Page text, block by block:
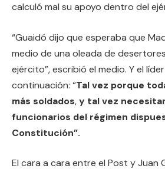
calculó mal su apoyo dentro del
“Guaidó dijo que esperaba que
medio de una oleada de
ejército”, escribió el medio. Y el
continuación: “Tal vez porque
más soldados,y tal vez
funcionarios del régimen
Constitución”.
El cara a cara entre el Post y Juan